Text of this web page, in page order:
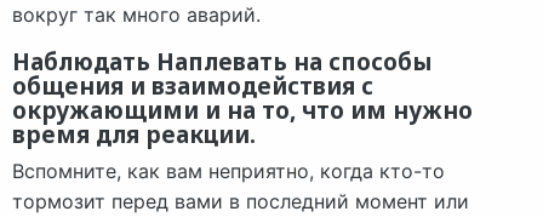
вокруг так много аварий.
Наблюдать Наплевать на способы
общения и взаимодействия с
окружающими и на то, что им нужно
время для реакции.
Вспомните, как вам неприятно, когда кто-то
тормозит перед вами в последний момент или